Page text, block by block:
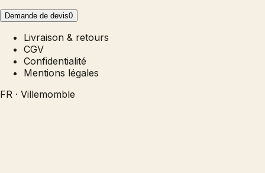
Demande de devis0
Livraison & retours
CGV
Confidentialité
Mentions légales
FR · Villemomble